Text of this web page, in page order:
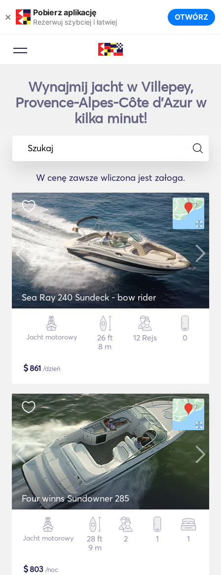
× Pobierz aplikację
Rezerwuj szybciej i łatwiej OTWÓRZ
Wynajmij jacht w Villepey,
Provence-Alpes-Côte d'Azur w
kilka minut!
Szukaj
W cenę zawsze wliczona jest załoga.
Sea Ray 240 Sundeck - bow rider
Jacht motorowy
26 ft
8 m
12 Rejs 0
$861 /dzień
Four winns Sundowner 285
Jacht motorowy
28 ft
9 m
2 1 1
$803 /noc